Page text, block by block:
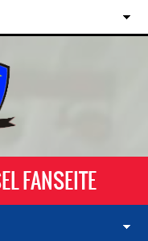
FANSEITE